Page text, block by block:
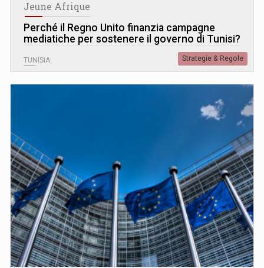
Jeune Afrique
Perché il Regno Unito finanzia campagne
mediatiche per sostenere il governo di Tunisi?
TUNISIA Strategie & Regole